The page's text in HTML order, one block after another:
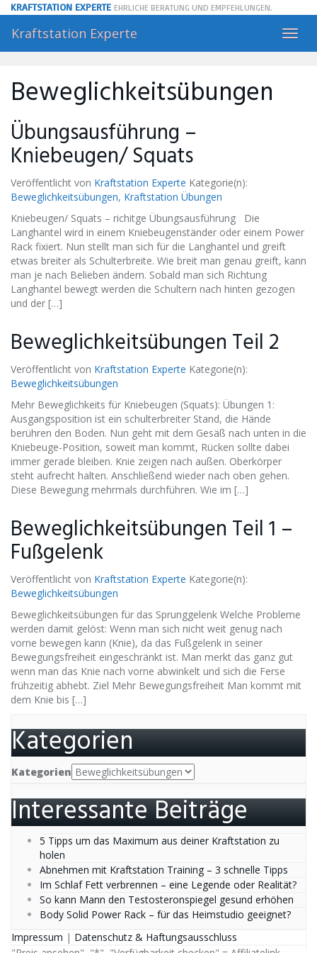
Skip
main
content
KRAFTSTATION EXPERTE EHRLICHE BERATUNG UND EMPFEHLUNGEN.
Kraftstation Experte
Beweglichkeitsübungen
Übungsausführung –
Kniebeugen/ Squats
Veröffentlicht von Kraftstation Experte Kategorie(n):
Beweglichkeitsübungen, Kraftstation Übungen
Kniebeugen/ Squats – richitge Übungsausführung Die
Langhantel wird in einem Kniebeugenständer oder einem Power
Rack fixiert. Nun stellt man sich für die Langhantel und greift
etwas breiter als Schulterbreite. Wie breit man genau greift, kann
man je nach Belieben ändern. Sobald man sich Richtung
Langhantel bewegt werden die Schultern nach hinten gezogen
und der […]
Beweglichkeitsübungen Teil 2
Veröffentlicht von Kraftstation Experte Kategorie(n):
Beweglichkeitsübungen
Mehr Beweglichkeits für Kniebeugen (Squats): Übungen 1:
Ausgangsposition ist ein schulterbreiter Stand, die Hände
berühren den Boden. Nun geht mit dem Gesäß nach unten in die
Kniebeuge-Position, soweit man kommt, Rücken sollte dabei
immer gerade bleiben. Knie zeigen nach außen. Oberkörper
steht aufrecht halten. Anschließend wieder nach oben gehen.
Diese Bewegung mehrmals durchführen. Wie im […]
Beweglichkeitsübungen Teil 1 –
Fußgelenk
Veröffentlicht von Kraftstation Experte Kategorie(n):
Beweglichkeitsübungen
Beweglichkeitsübungen für das Sprunggelenk Welche Probleme
werden damit gelöst: Wenn man sich nicht weit genug nach
vorne bewegen kann (Knie), da das Fußgelenk in seiner
Bewegungsfreiheit eingeschränkt ist. Man merkt das ganz gut
wenn man das Knie nach vorne abwinkelt und sich die Ferse
frühzeitig abhebt. Ziel Mehr Bewegungsfreiheit Man kommt mit
dem Knie bis […]
Kategorien
Kategorien
Interessante Beiträge
5 Tipps um das Maximum aus deiner Kraftstation zu
holen
Abnehmen mit Kraftstation Training – 3 schnelle Tipps
Im Schlaf Fett verbrennen – eine Legende oder Realität?
So kann Mann den Testosteronspiegel gesund erhöhen
Body Solid Power Rack – für das Heimstudio geeignet?
Impressum | Datenschutz & Haftungsausschluss